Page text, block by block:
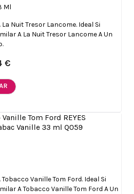
Ml
Nuit Tresor Lancome. Ideal Si
A La Nuit Tresor Lancome A Un
€
Vanille Tom Ford. Ideal Si
A Tobacco Vanille Tom Ford A Un